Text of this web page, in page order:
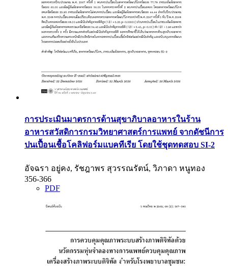
การประเมินมาตรการด้านสุขาภิบาลอาหารในร้าน
อาหารสวัสดิการกรมวิทยาศาสตร์การแพทย์ จากดัชนีการ
ปนเปื้อนเชื้อโคลิฟอร์มแบคทีเรีย โดยใช้ชุดทดสอบ SI-2
อัจฉรา อยู่คง, รัชฎาพร สุวรรณรัตน์, วิภาดา หนูทอง
356-366
PDF